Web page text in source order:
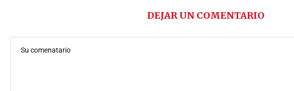
DEJAR UN COMENTARIO